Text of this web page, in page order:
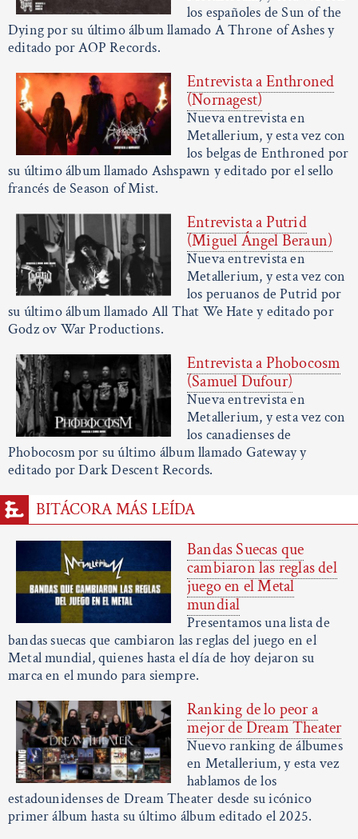
los españoles de Sun of the
Dying por su último álbum llamado A Throne of Ashes y
editado por AOP Records.
Entrevista a Enthroned
(Nornagest)
Nueva entrevista en
Metallerium, y esta vez con
los belgas de Enthroned por
su último álbum llamado Ashspawn y editado por el sello
francés de Season of Mist.
Entrevista a Putrid
(Miguel Ángel Beraun)
Nueva entrevista en
Metallerium, y esta vez con
los peruanos de Putrid por
su último álbum llamado All That We Hate y editado por
Godz ov War Productions.
Entrevista a Phobocosm
(Samuel Dufour)
Nueva entrevista en
Metallerium, y esta vez con
los canadienses de
Phobocosm por su último álbum llamado Gateway y
editado por Dark Descent Records.
BITÁCORA MÁS LEÍDA
Bandas Suecas que
cambiaron las reglas del
juego en el Metal
mundial
Presentamos una lista de
bandas suecas que cambiaron las reglas del juego en el
Metal mundial, quienes hasta el día de hoy dejaron su
marca en el mundo para siempre.
Ranking de lo peor a
mejor de Dream Theater
Nuevo ranking de álbumes
en Metallerium, y esta vez
hablamos de los
estadounidenses de Dream Theater desde su icónico
primer álbum hasta su último álbum editado el 2025.